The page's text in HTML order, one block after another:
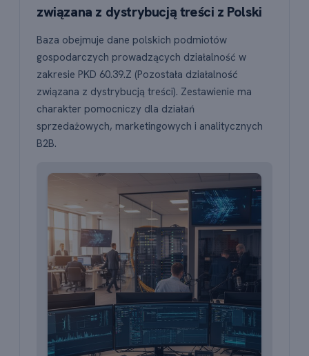
związana z dystrybucją treści z Polski
Baza obejmuje dane polskich podmiotów
gospodarczych prowadzących działalność w
zakresie PKD 60.39.Z (Pozostała działalność
związana z dystrybucją treści). Zestawienie ma
charakter pomocniczy dla działań
sprzedażowych, marketingowych i analitycznych
B2B.